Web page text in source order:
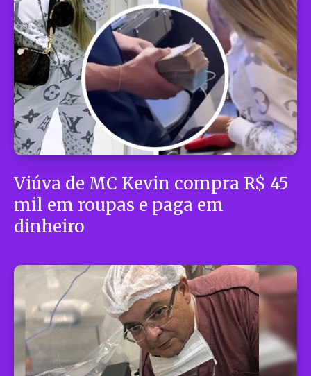
Viúva de MC Kevin compra R$ 45
mil em roupas e paga em
dinheiro